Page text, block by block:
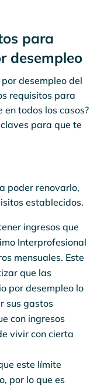
para
desempleo
desempleo del
requisitos para
todos los casos?
para que te
poder renovarlo,
establecidos.
ingresos que
Interprofesional
mensuales. Este
que las
por desempleo lo
sus gastos
con ingresos
vivir con cierta
este límite
por lo que es